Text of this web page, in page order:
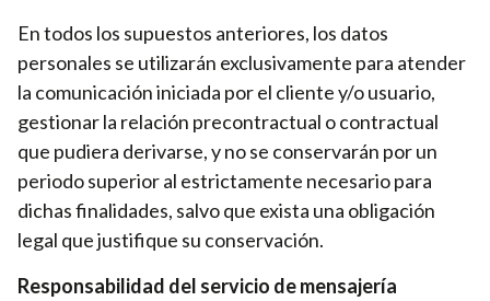
En todos los supuestos anteriores, los datos
personales se utilizarán exclusivamente para atender
la comunicación iniciada por el cliente y/o usuario,
gestionar la relación precontractual o contractual
que pudiera derivarse, y no se conservarán por un
periodo superior al estrictamente necesario para
dichas finalidades, salvo que exista una obligación
legal que justifique su conservación.
Responsabilidad del servicio de mensajería